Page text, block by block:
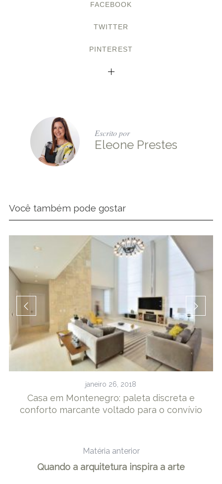
FACEBOOK
TWITTER
PINTEREST
Escrito por
Eleone Prestes
Você também pode gostar
janeiro 26, 2018
Casa em Montenegro: paleta discreta e
conforto marcante voltado para o convívio
Matéria anterior
Quando a arquitetura inspira a arte